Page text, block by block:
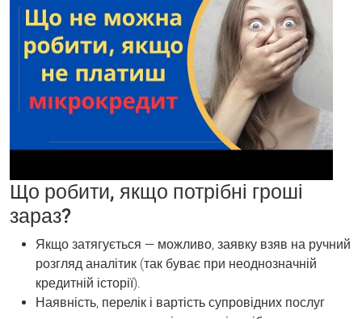
Що робити, якщо потрібні гроші
зараз?
Якщо затягується — можливо, заявку взяв на ручний
розгляд аналітик (так буває при неоднозначній
кредитній історії).
Наявність, перелік і вартість супровідних послуг